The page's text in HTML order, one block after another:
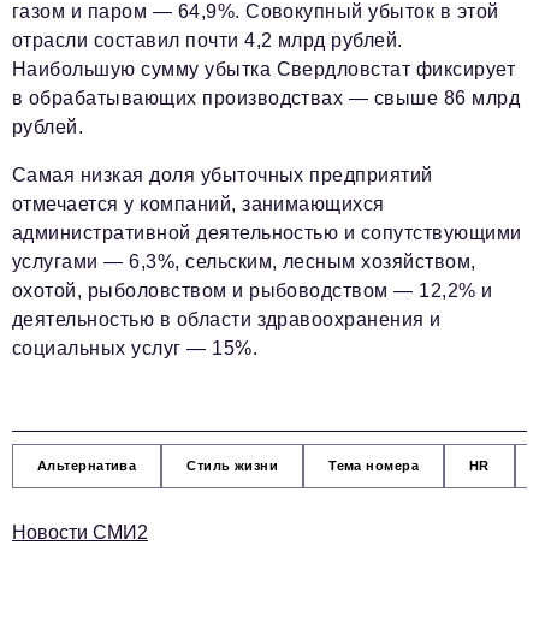
газом и паром — 64,9%. Совокупный убыток в этой
отрасли составил почти 4,2 млрд рублей.
Наибольшую сумму убытка Свердловстат фиксирует
в обрабатывающих производствах — свыше 86 млрд
рублей.
Самая низкая доля убыточных предприятий
отмечается у компаний, занимающихся
административной деятельностью и сопутствующими
услугами — 6,3%, сельским, лесным хозяйством,
охотой, рыболовством и рыбоводством — 12,2% и
деятельностью в области здравоохранения и
социальных услуг — 15%.
Альтернатива Стиль жизни Тема номера HR
Новости СМИ2